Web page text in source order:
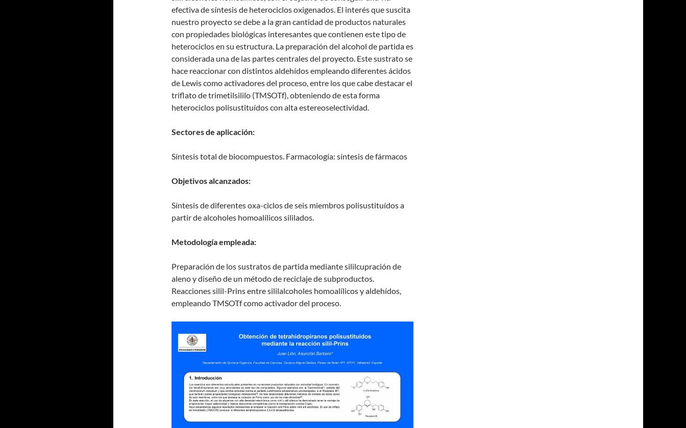
efectiva de síntesis de heterociclos oxigenados. El interés que suscita
nuestro proyecto se debe a la gran cantidad de productos naturales
con propiedades biológicas interesantes que contienen este tipo de
heterociclos en su estructura. La preparación del alcohol de partida es
considerada una de las partes centrales del proyecto. Este sustrato se
hace reaccionar con distintos aldehídos empleando diferentes ácidos
de Lewis como activadores del proceso, entre los que cabe destacar el
triflato de trimetilsililo (TMSOTf), obteniendo de esta forma
heterociclos polisustituídos con alta estereoselectividad.
Sectores de aplicación:
Síntesis total de biocompuestos. Farmacología: síntesis de fármacos
Objetivos alcanzados:
Síntesis de diferentes oxa-ciclos de seis miembros polisustituídos a
partir de alcoholes homoalílicos sililados.
Metodología empleada:
Preparación de los sustratos de partida mediante sililcupración de
aleno y diseño de un método de reciclaje de subproductos.
Reacciones silil-Prins entre sililalcoholes homoalílicos y aldehídos,
empleando TMSOTf como activador del proceso.